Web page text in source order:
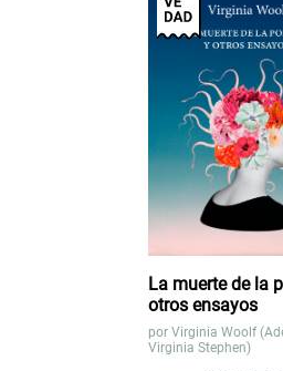
La muerte de la
otros ensayos
por Virginia Woolf
Virginia Stephen)